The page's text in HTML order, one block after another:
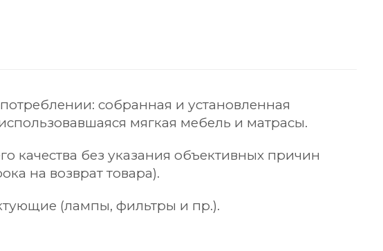
собранная и установленная
мягкая мебель и матрасы.
качества без указания объективных причин
на возврат товара).
(лампы, фильтры и пр.).